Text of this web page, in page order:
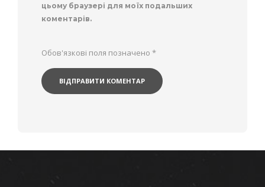
цьому браузері для моїх подальших
коментарів.
Обов'язкові поля позначено *